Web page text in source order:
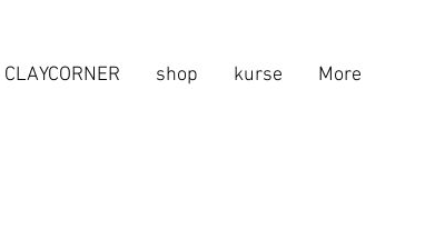
CLAYCORNER shop kurse More